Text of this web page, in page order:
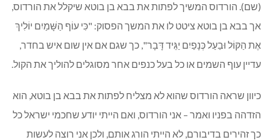
(שם). הורדוס המשיך לפתות את בבא בן בוטא שיקלל את הורדוס,
אך בבא בן בוטא ציטט לו את המשך הפסוק: "כִּי עוֹף הַשָּׁמַיִם יוֹלִיךְ
אֶת הַקּוֹל וּבַעַל כְּנָפַיִם יַגֵּיד דָּבָר", כך שגם אם אין שום איש בחדר,
עדיין עוף השמים או כל בעל כנפים אחר מסוגלים להוליך את הקול.
כיוון שראה הורדוס שהוא לא מצליח לפתות את בבא בן בוטא, הוא
הזדהה בפניו ואמר – אני הורדוס, ואם הייתי יודע שחכמי ישראל כל
כך זהירים בדיבורם, לא הייתי הורג אותם, ולכן אני רוצה לעשות